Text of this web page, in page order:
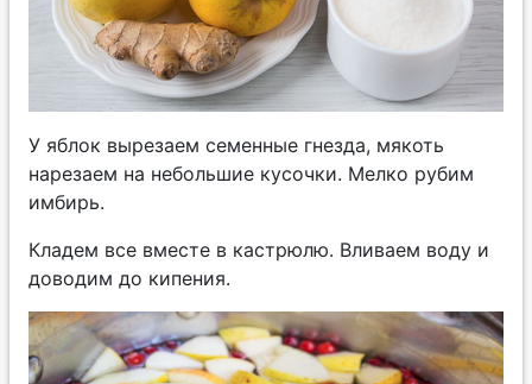
У яблок вырезаем семенные гнезда, мякоть
нарезаем на небольшие кусочки. Мелко рубим
имбирь.
Кладем все вместе в кастрюлю. Вливаем воду и
доводим до кипения.